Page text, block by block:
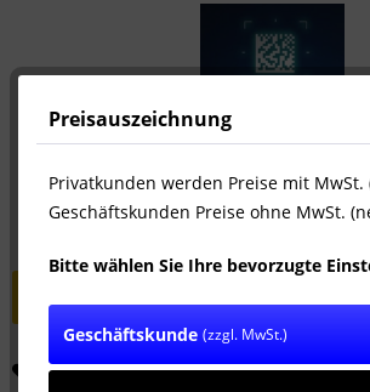
Merken Empfehlen
Preisauszeichnung
Privatkunden werden Preise mit
Geschäftskunden Preise ohne MwSt.
Bitte wählen Sie Ihre bevorzugte
Geschäftskunde (zzgl. MwSt.)